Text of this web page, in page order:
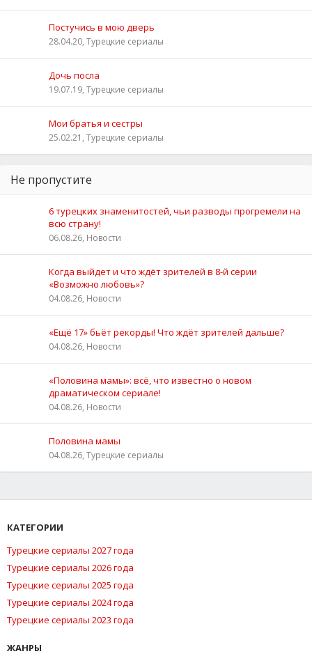
Постучись в мою дверь
28.04.20, Турецкие сериалы
Дочь посла
19.07.19, Турецкие сериалы
Мои братья и сестры
25.02.21, Турецкие сериалы
Не пропустите
6 турецких знаменитостей, чьи разводы прогремели на
всю страну!
06.08.26, Новости
Когда выйдет и что ждёт зрителей в 8-й серии
«Возможно любовь»?
04.08.26, Новости
«Ещё 17» бьёт рекорды! Что ждёт зрителей дальше?
04.08.26, Новости
«Половина мамы»: всё, что известно о новом
драматическом сериале!
04.08.26, Новости
Половина мамы
04.08.26, Турецкие сериалы
КАТЕГОРИИ
Турецкие сериалы 2027 года
Турецкие сериалы 2026 года
Турецкие сериалы 2025 года
Турецкие сериалы 2024 года
Турецкие сериалы 2023 года
ЖАНРЫ